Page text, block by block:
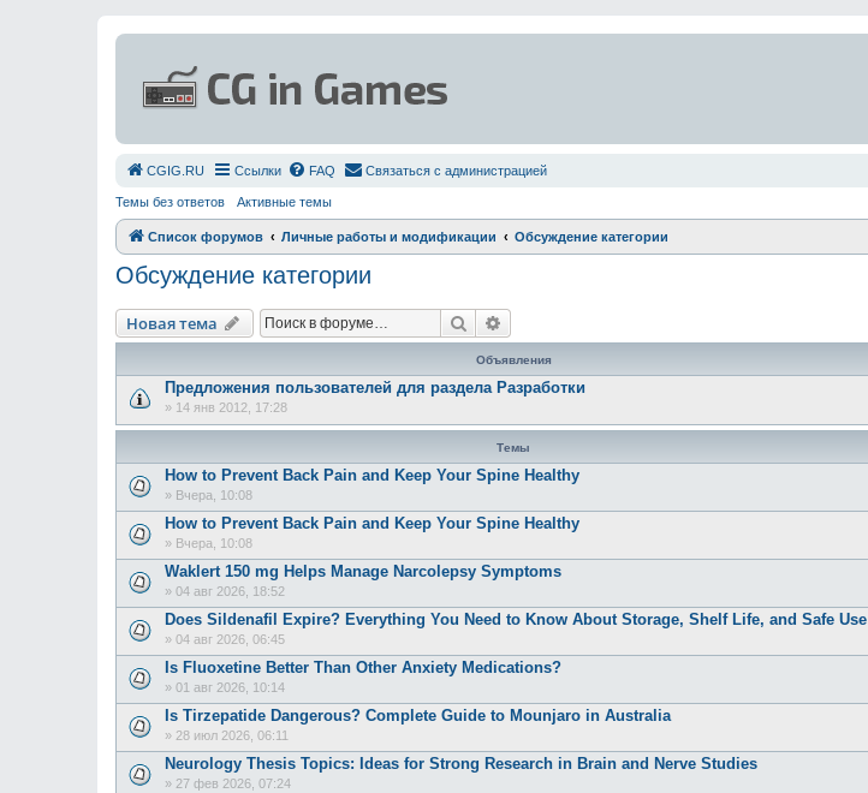
СGIG.RU Ссылки FAQ Связаться с администрацией
Темы без ответов Активные темы
Список форумов Личные работы и модификации Обсуждение категории
Обсуждение категории
Новая тема Поиск
Объявления
Предложения пользователей для раздела Разработки
» 14 янв 2012, 17:28
Темы
How to Prevent Back Pain and Keep Your Spine Healthy
» Вчера, 10:08
How to Prevent Back Pain and Keep Your Spine Healthy
» Вчера, 10:08
Waklert 150 mg Helps Manage Narcolepsy Symptoms
» 04 авг 2026, 18:52
Does Sildenafil Expire? Everything You Need to Know About Storage, Shelf Life, and Safe Use
» 04 авг 2026, 06:45
Is Fluoxetine Better Than Other Anxiety Medications?
» 01 авг 2026, 10:14
Is Tirzepatide Dangerous? Complete Guide to Mounjaro in Australia
» 28 июл 2026, 06:11
Neurology Thesis Topics: Ideas for Strong Research in Brain and Nerve Studies
» 27 фев 2026, 07:24